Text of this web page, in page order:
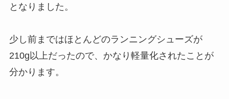
となりました。
少し前まではほとんどのランニングシューズが
210g以上だったので、かなり軽量化されたことが
分かります。